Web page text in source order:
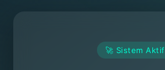
🚀 Sistem Aktif